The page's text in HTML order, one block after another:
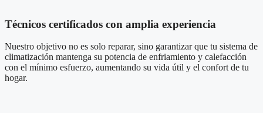
Técnicos certificados con amplia experiencia
Nuestro objetivo no es solo reparar, sino garantizar que tu sistema de
climatización mantenga su potencia de enfriamiento y calefacción
con el mínimo esfuerzo, aumentando su vida útil y el confort de tu
hogar.